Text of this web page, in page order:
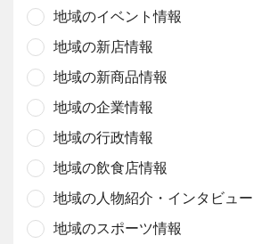
地域のイベント情報
地域の新店情報
地域の新商品情報
地域の企業情報
地域の行政情報
地域の飲食店情報
地域の人物紹介・インタビュー
地域のスポーツ情報